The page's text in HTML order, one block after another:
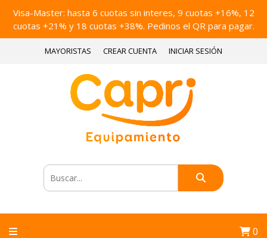
Visa-Master: hasta 6 cuotas sin interes, 9 cuotas +16%, 12
cuotas +21% y 18 cuotas +38%. Pedinos el QR para pagar.
MAYORISTAS CREAR CUENTA INICIAR SESIÓN
0